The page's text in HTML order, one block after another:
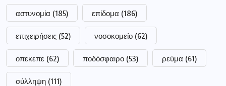
αστυνομία (185) επίδομα (186)
επιχειρήσεις (52) νοσοκομείο (62)
οπεκεπε (62) ποδόσφαιρο (53) ρεύμα (61)
σύλληψη (111)